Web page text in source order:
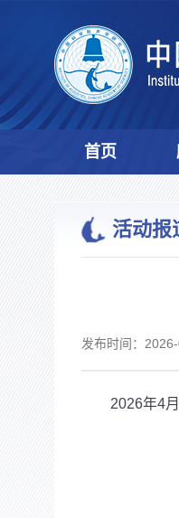
首页
活动报
发布时间：
2026年4月